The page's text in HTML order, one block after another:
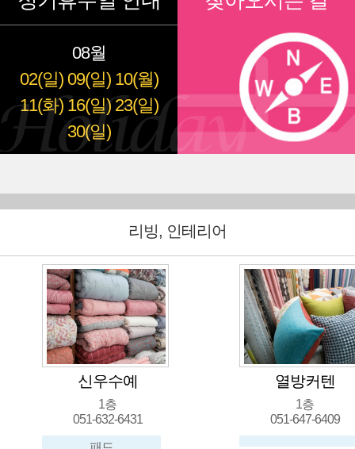
08월
02(일) 09(일) 10(월)
11(화) 16(일) 23(일)
30(일)
리빙, 인테리어
051-647-6409
색
051-